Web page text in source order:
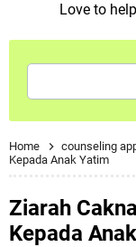
Love to
Home counseling
Kepada Anak Yatim
Ziarah
Kepada